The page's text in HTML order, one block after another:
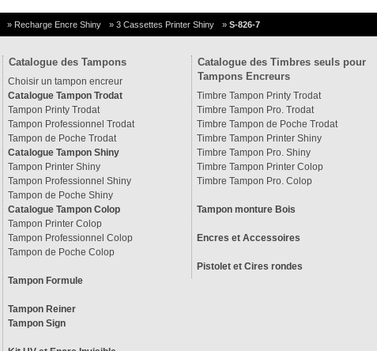
» Recharge Encre Shiny » 3 Cassettes Printer Shiny » S-826-7
Catalogue des Tampons
Choisir un tampon encreur
Catalogue Tampon Trodat
Tampon Printy Trodat
Tampon Professionnel Trodat
Tampon de Poche Trodat
Catalogue Tampon Shiny
Tampon Printer Shiny
Tampon Professionnel Shiny
Tampon de Poche Shiny
Catalogue Tampon Colop
Tampon Printer Colop
Tampon Professionnel Colop
Tampon de Poche Colop
Tampon Formule
Tampon Reiner
Tampon Sign
Catalogue des Timbres seuls pour
Tampons Encreurs
Timbre Tampon Printy Trodat
Timbre Tampon Pro. Trodat
Timbre Tampon de Poche Trodat
Timbre Tampon Printer Shiny
Timbre Tampon Pro. Shiny
Timbre Tampon Printer Colop
Timbre Tampon Pro. Colop
Tampon monture Bois
Encres et Accessoires
Pistolet et Cires rondes